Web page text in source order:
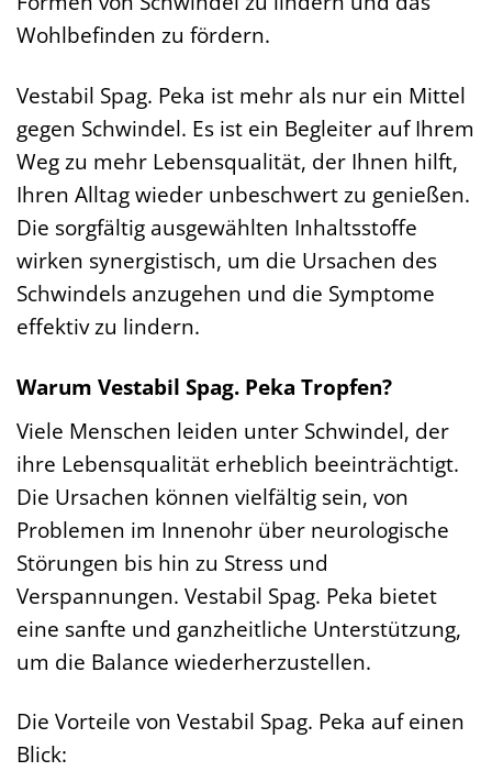
Wohlbefinden zu fördern.
Vestabil Spag. Peka ist mehr als nur ein Mittel
gegen Schwindel. Es ist ein Begleiter auf Ihrem
Weg zu mehr Lebensqualität, der Ihnen hilft,
Ihren Alltag wieder unbeschwert zu genießen.
Die sorgfältig ausgewählten Inhaltsstoffe
wirken synergistisch, um die Ursachen des
Schwindels anzugehen und die Symptome
effektiv zu lindern.
Warum Vestabil Spag. Peka Tropfen?
Viele Menschen leiden unter Schwindel, der
ihre Lebensqualität erheblich beeinträchtigt.
Die Ursachen können vielfältig sein, von
Problemen im Innenohr über neurologische
Störungen bis hin zu Stress und
Verspannungen. Vestabil Spag. Peka bietet
eine sanfte und ganzheitliche Unterstützung,
um die Balance wiederherzustellen.
Die Vorteile von Vestabil Spag. Peka auf einen
Blick: